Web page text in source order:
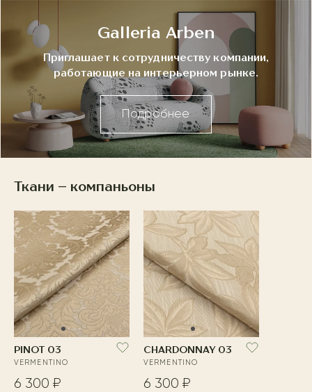
Galleria Arben
Приглашает к сотрудничеству компании,
работающие на интерьерном рынке.
Подробнее
Ткани – компаньоны
PINOT 03
VERMENTINO
6 300 ₽
CHARDONNAY 03
VERMENTINO
6 300 ₽